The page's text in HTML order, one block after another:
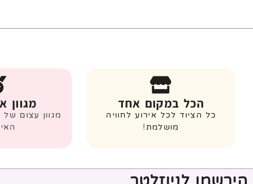
הכל במקום אחד
כל הציוד לכל אירוע לחוויה
מושלמת!
מגוון
מגוון עצום של